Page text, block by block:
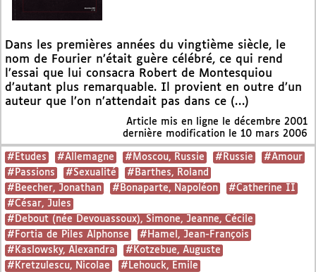
Dans les premières années du vingtième siècle, le
nom de Fourier n’était guère célébré, ce qui rend
l’essai que lui consacra Robert de Montesquiou
d’autant plus remarquable. Il provient en outre d’un
auteur que l’on n’attendait pas dans ce (…)
Article mis en ligne le décembre 2001
dernière modification le 10 mars 2006
#Etudes #Allemagne #Moscou, Russie #Russie
#Amour
#Passions
#Sexualité
#Barthes, Roland
#Beecher, Jonathan
#Bonaparte, Napoléon
#Catherine II
#César, Jules
#Debout (née Devouassoux), Simone, Jeanne, Cécile
#Fortia de Piles Alphonse
#Hamel, Jean-François
#Kaslowsky, Alexandra
#Kotzebue, Auguste
#Kretzulescu, Nicolae
#Lehouck, Emile